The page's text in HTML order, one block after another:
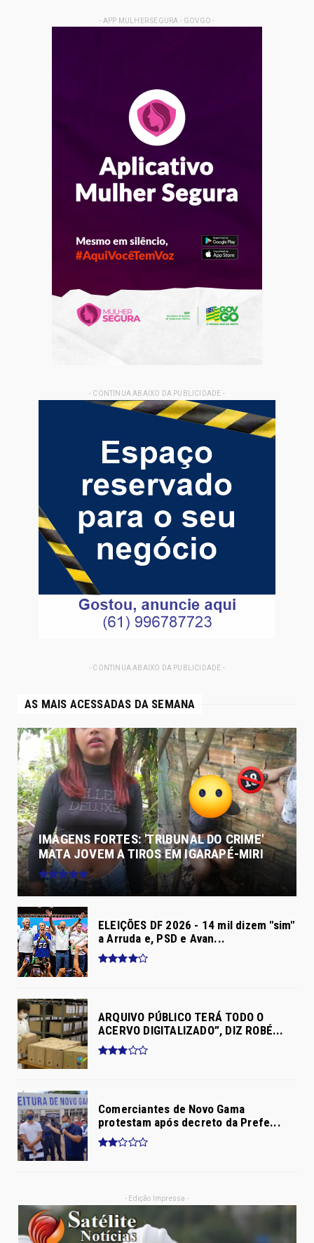
- APP MULHER SEGURA - GOVGO -
- CONTINUA ABAIXO DA PUBLICIDADE -
- CONTINUA ABAIXO DA PUBLICIDADE -
AS MAIS ACESSADAS DA SEMANA
IMAGENS FORTES: 'TRIBUNAL DO CRIME'
MATA JOVEM A TIROS EM IGARAPÉ-MIRI
ELEIÇÕES DF 2026 - 14 mil dizem "sim"
a Arruda e, PSD e Avan...
ARQUIVO PÚBLICO TERÁ TODO O
ACERVO DIGITALIZADO”, DIZ ROBÉ...
Comerciantes de Novo Gama
protestam após decreto da Prefe...
- Edição Impressa -